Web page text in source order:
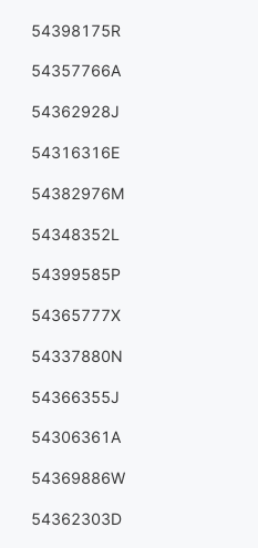
54398175R
54357766A
54362928J
54316316E
54382976M
54348352L
54399585P
54365777X
54337880N
54366355J
54306361A
54369886W
54362303D